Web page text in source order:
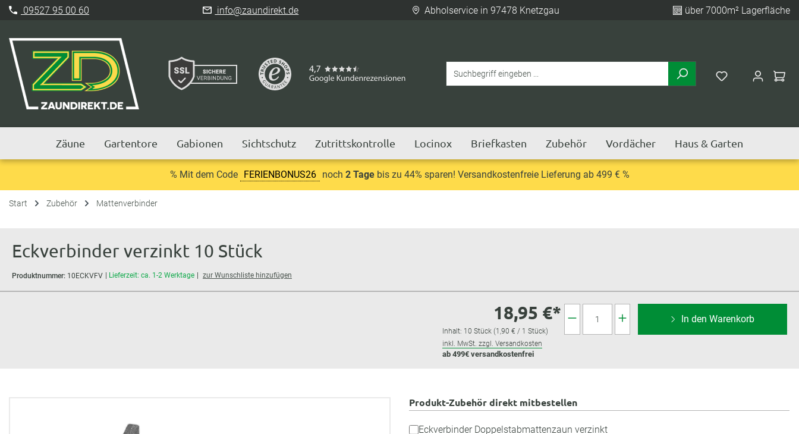
09527 95 00 60 info@zaundirekt.de Abholservice in 97478 Knetzgau über 7000m² Lagerfläche
Zäune Gartentore Gabionen Sichtschutz Zutrittskontrolle Locinox Briefkasten Zubehör Vordächer Haus & Garten
% Mit dem Code FERIENBONUS26 noch 2 Tagebis zu 44% sparen! Versandkostenfreie Lieferung ab 499 € %
Start Zubehör Mattenverbinder
Eckverbinder verzinkt 10 Stück
Produktnummer: 10ECKVFV Lieferzeit: ca. 1-2 Werktage zur Wunschliste hinzufügen
18,95 €*
Inhalt: 10 Stück (1,90 € / 1 Stück)
inkl. MwSt. zzgl. Versandkosten
ab 499€ versandkostenfrei
In den Warenkorb
Produkt-Zubehör direkt mitbestellen
Eckverbinder Doppelstabmattenzaun verzinkt